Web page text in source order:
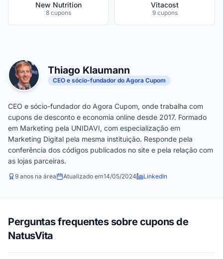
New Nutrition
8 cupons
Vitacost
9 cupons
Thiago Klaumann
CEO e sócio-fundador do Agora Cupom
CEO e sócio-fundador do Agora Cupom, onde trabalha com
cupons de desconto e economia online desde 2017. Formado
em Marketing pela UNIDAVI, com especialização em
Marketing Digital pela mesma instituição. Responde pela
conferência dos códigos publicados no site e pela relação com
as lojas parceiras.
9 anos na área Atualizado em14/05/2024 LinkedIn
Perguntas frequentes sobre cupons de
NatusVita